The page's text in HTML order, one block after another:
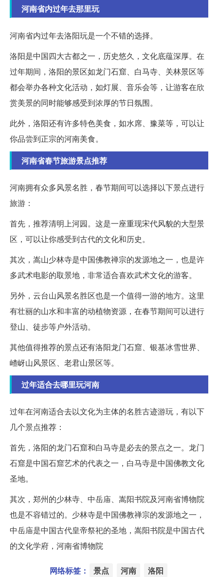
河南省内过年去那里玩
河南省内过年去洛阳玩是一个不错的选择。
洛阳是中国四大古都之一，历史悠久，文化底蕴深厚。在
过年期间，洛阳的景区如龙门石窟、白马寺、关林景区等
都会举办各种文化活动，如灯展、音乐会等，让游客在欣
赏美景的同时能够感受到浓厚的节日氛围。
此外，洛阳还有许多特色美食，如水席、豫菜等，可以让
你品尝到正宗的河南美食。
河南省春节旅游景点推荐
河南拥有众多风景名胜，春节期间可以选择以下景点进行
旅游：
首先，推荐清明上河园。这是一座重现宋代风貌的大型景
区，可以让你感受到古代的文化和历史。
其次，嵩山少林寺是中国佛教禅宗的发源地之一，也是许
多武术电影的取景地，非常适合喜欢武术文化的游客。
另外，云台山风景名胜区也是一个值得一游的地方。这里
有壮丽的山水和丰富的动植物资源，在春节期间可以进行
登山、徒步等户外活动。
其他值得推荐的景点还有洛阳龙门石窟、银基冰雪世界、
嵖岈山风景区、老君山景区等。
过年适合去哪里玩河南
过年在河南适合去以文化为主体的名胜古迹游玩，有以下
几个景点推荐：
首先，洛阳的龙门石窟和白马寺是必去的景点之一。龙门
石窟是中国石窟艺术的代表之一，白马寺是中国佛教文化
圣地。
其次，郑州的少林寺、中岳庙、嵩阳书院及河南省博物院
也是不容错过的。少林寺是中国佛教禅宗的发源地之一，
中岳庙是中国古代皇帝祭祀的圣地，嵩阳书院是中国古代
的文化学府，河南省博物院
网络标签： 景点 河南 洛阳